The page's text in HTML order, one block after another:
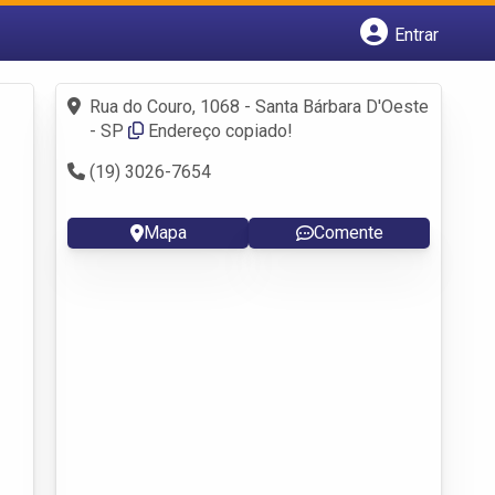
Entrar
Fazer login
Criar conta
Rua do Couro, 1068 - Santa Bárbara D'Oeste
- SP
Endereço copiado!
(19) 3026-7654
Mapa Comente